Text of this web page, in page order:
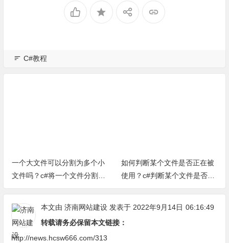
C#教程
一个大文件可以分割为多个小
文件吗？c#将一个文件分割为
多个小文件小方法
如何判断某个文件是否正在被
使用？c#判断某个文件是否被
占用方法（完整源代码）
本文由 济南网站建设发表于 2022年9月14日 06:16:49
转载请务必保留本文链接：
http://news.hcsw666.com/313